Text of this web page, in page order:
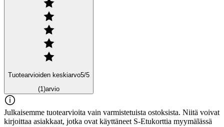
Tuotearvioiden keskiarvo5/5
(1)arvio
Julkaisemme tuotearvioita vain varmistetuista ostoksista. Niitä voivat
kirjoittaa asiakkaat, jotka ovat käyttäneet S-Etukorttia myymälässä